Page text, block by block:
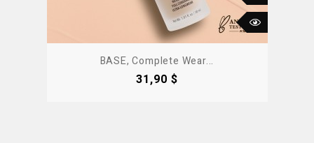
BASE, Complete Wear...
Precio
31,90 $